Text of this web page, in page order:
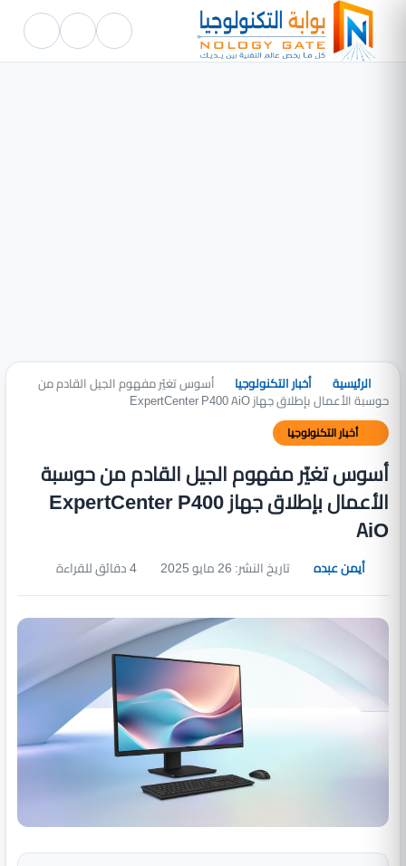
الرئيسية أخبار التكنولوجيا أسوس تغيّر مفهوم الجيل القادم من
حوسبة الأعمال بإطلاق جهاز ExpertCenter P400 AiO
أخبار التكنولوجيا
أسوس تغيّر مفهوم الجيل القادم من حوسبة
الأعمال بإطلاق جهاز ExpertCenter P400
AiO
أيمن عبده تاريخ النشر: 26 مايو 2025